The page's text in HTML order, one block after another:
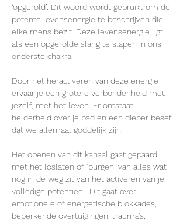
‘opgerold’. Dit woord wordt gebruikt om de
potente levensenergie te beschrijven die
elke mens bezit. Deze levensenergie ligt
als een opgerolde slang te slapen in ons
onderste chakra.
​Door het heractiveren van deze energie
ervaar je een grotere verbondenheid met
jezelf, met het leven. Er ontstaat
helderheid over je pad en een dieper besef
dat we allemaal goddelijk zijn.
Het openen van dit kanaal gaat gepaard
met het loslaten of ‘purgen’ van alles wat
nog in de weg zit van het activeren van je
volledige potentieel. Dit gaat over
emotionele of energetische blokkades,
beperkende overtuigingen, trauma’s,